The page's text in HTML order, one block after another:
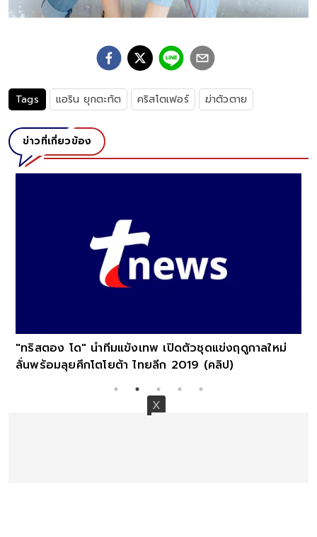
Tags แอริน ยุกตะทัต คริสโตเฟอร์ ฆ่าตัวตาย
ข่าวที่เกี่ยวข้อง
"ทริสตอง โด" นำทีมแข้งเทพ เปิดตัวชุดแข่งฤดูกาลใหม่
ลั่นพร้อมลุยศึกโตโยต้า ไทยลีก 2019 (คลิป)